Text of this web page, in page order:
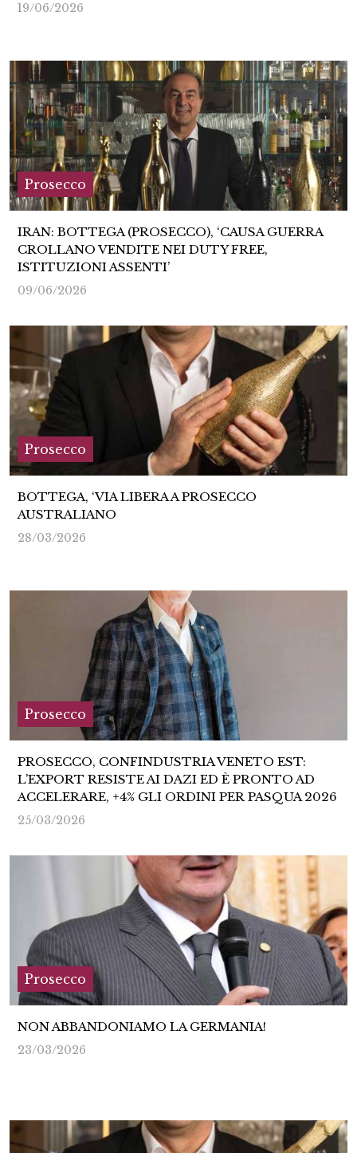
19/06/2026
Prosecco
IRAN: BOTTEGA (PROSECCO), ‘CAUSA GUERRA
CROLLANO VENDITE NEI DUTY FREE,
ISTITUZIONI ASSENTI’
09/06/2026
Prosecco
BOTTEGA, ‘VIA LIBERA A PROSECCO
AUSTRALIANO
28/03/2026
Prosecco
PROSECCO, CONFINDUSTRIA VENETO EST:
L’EXPORT RESISTE AI DAZI ED È PRONTO AD
ACCELERARE, +4% GLI ORDINI PER PASQUA 2026
25/03/2026
Prosecco
NON ABBANDONIAMO LA GERMANIA!
23/03/2026